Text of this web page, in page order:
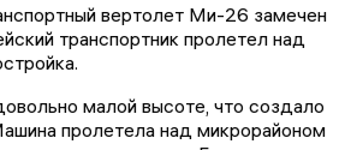
вертолет Ми-26 замечен
транспортник пролетел над
малой высоте, что создало
пролетела над микрорайоном